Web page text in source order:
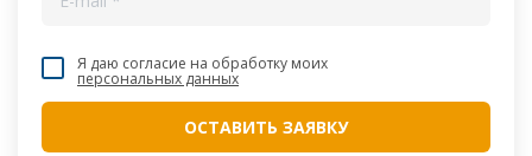
Я даю согласие на обработку моих
персональных данных